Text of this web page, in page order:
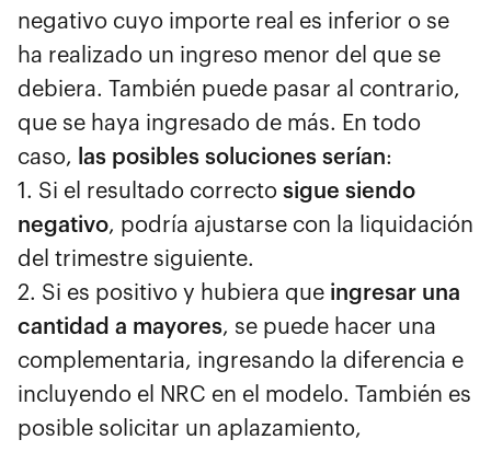
negativo cuyo importe real es inferior o se
ha realizado un ingreso menor del que se
debiera. También puede pasar al contrario,
que se haya ingresado de más. En todo
caso, las posibles soluciones serían:
1. Si el resultado correcto sigue siendo
negativo, podría ajustarse con la liquidación
del trimestre siguiente.
2. Si es positivo y hubiera que ingresar una
cantidad a mayores, se puede hacer una
complementaria, ingresando la diferencia e
incluyendo el NRC en el modelo. También es
posible solicitar un aplazamiento,